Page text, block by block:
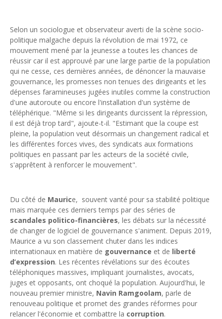
Selon un sociologue et observateur averti de la scène socio-
politique malgache depuis la révolution de mai 1972, ce
mouvement mené par la jeunesse a toutes les chances de
réussir car il est approuvé par une large partie de la population
qui ne cesse, ces dernières années, de dénoncer la mauvaise
gouvernance, les promesses non tenues des dirigeants et les
dépenses faramineuses jugées inutiles comme la construction
d'une autoroute ou encore l'installation d'un système de
téléphérique. "Même si les dirigeants durcissent la répression,
il est déjà trop tard", ajoute-t-il. "Estimant que la coupe est
pleine, la population veut désormais un changement radical et
les différentes forces vives, des syndicats aux formations
politiques en passant par les acteurs de la société civile,
s'apprêtent à renforcer le mouvement".
Du côté de Maurice, souvent vanté pour sa stabilité politique
mais marquée ces derniers temps par des séries de
scandales politico-financières, les débats sur la nécessité
de changer de logiciel de gouvernance s'animent. Depuis 2019,
Maurice a vu son classement chuter dans les indices
internationaux en matière de gouvernance et de liberté
d’expression. Les récentes révélations sur des écoutes
téléphoniques massives, impliquant journalistes, avocats,
juges et opposants, ont choqué la population. Aujourd'hui, le
nouveau premier ministre, Navin Ramgoolam, parle de
renouveau politique et promet des grandes réformes pour
relancer l'économie et combattre la corruption.